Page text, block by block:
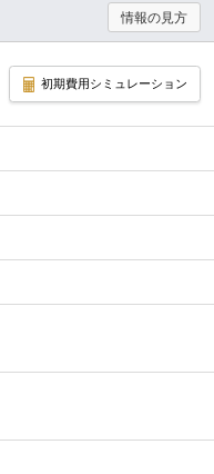
情報の見方
初期費用シミュレーション